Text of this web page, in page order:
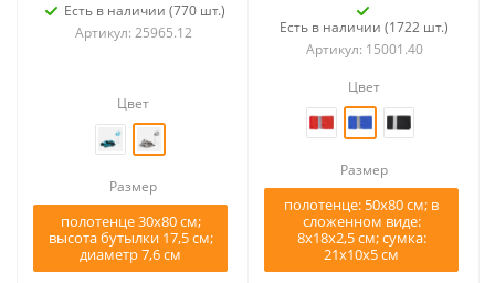
Есть в наличии (770 шт.)
Артикул: 25965.12
Цвет
Размер
полотенце 30x80 см;
высота бутылки 17,5 см;
диаметр 7,6 см
Есть в наличии (1722 шт.)
Артикул: 15001.40
Цвет
Размер
полотенце: 50x80 см; в
сложенном виде:
8х18х2,5 см; сумка:
21х10х5 см